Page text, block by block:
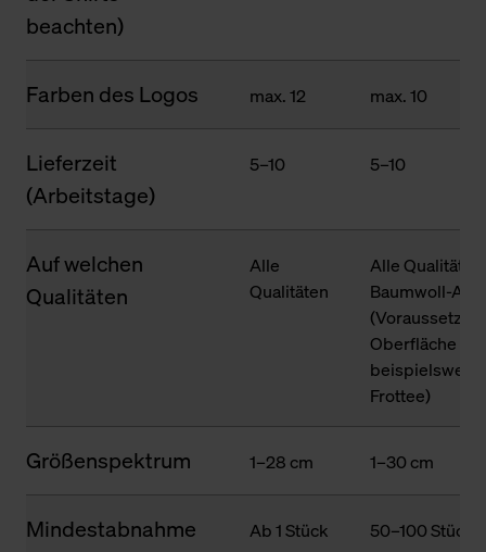
beachten)
Farben des Logos max. 12 max. 10
Lieferzeit
(Arbeitstage)
5–10 5–10
Auf welchen
Qualitäten
Alle
Qualitäten
Alle
Baumwoll-
Oberfläche
Frottee)
Größenspektrum 1–28 cm 1–30 cm
Mindestabnahme Ab 1 Stück 50–100 Stück